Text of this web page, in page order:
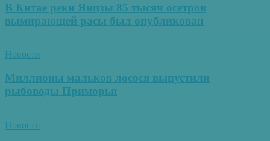
В Китае реки Янцзы 85 тысяч осетров
вымирающей расы был опубликован
Новости
Миллионы мальков лосося выпустили
рыбоводы Приморья
Новости